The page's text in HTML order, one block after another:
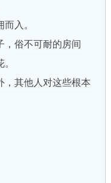
入。
俗不可耐的房间
其他人对这些根本